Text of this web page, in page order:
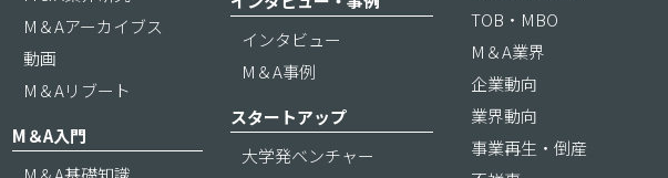
M＆Aアーカイブス
動画
M＆Aリブート
M＆A入門
インタビュー
M＆A事例
スタートアップ
大学発ベンチャー
TOB・MBO
M＆A業界
企業動向
業界動向
事業再生・倒産